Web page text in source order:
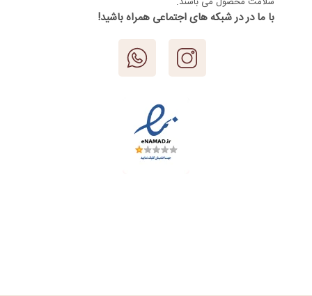
با ما در در شبکه های اجتماعی همراه باشید!